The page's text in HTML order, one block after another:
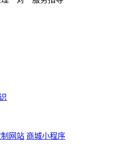
网站 商城小程序